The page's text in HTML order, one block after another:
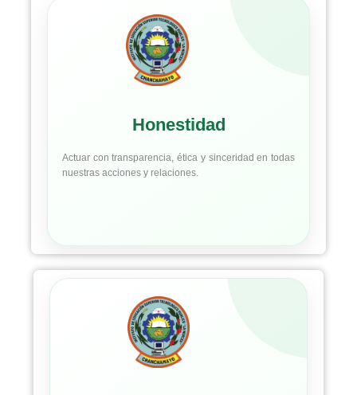
Honestidad
Actuar con transparencia, ética y sinceridad en todas
nuestras acciones y relaciones.